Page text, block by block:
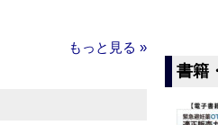
もっと見る »
書籍